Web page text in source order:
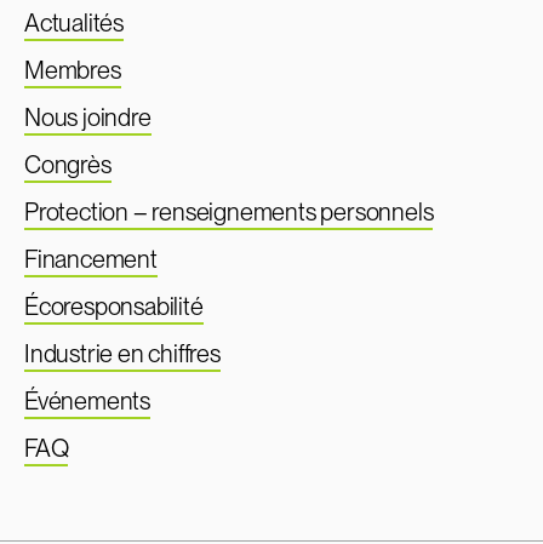
Actualités
Membres
Nous joindre
Congrès
Protection – renseignements personnels
Financement
Écoresponsabilité
Industrie en chiffres
Événements
FAQ